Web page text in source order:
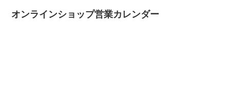
オンラインショップ営業カレンダー